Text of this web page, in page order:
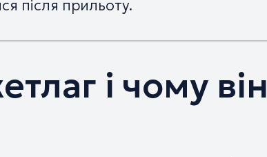
після прильоту.
і чому він